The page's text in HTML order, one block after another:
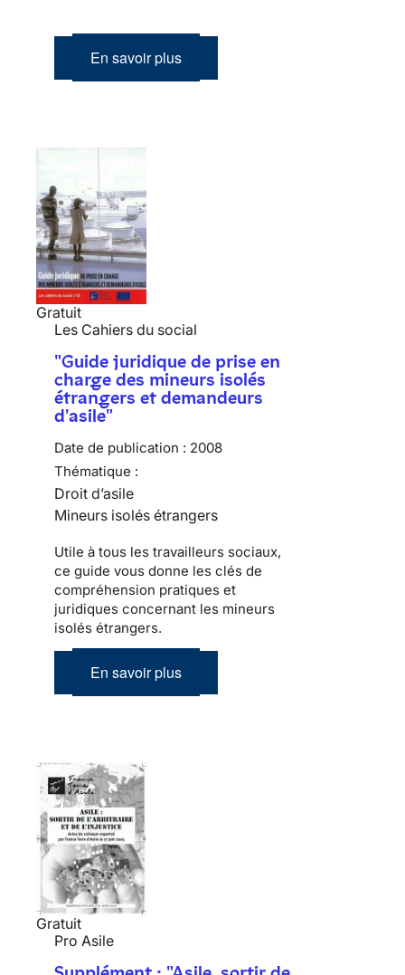
En savoir plus
Gratuit
Les Cahiers du social
"Guide juridique de prise en
charge des mineurs isolés
étrangers et demandeurs
d'asile"
Date de publication : 2008
Thématique :
Droit d’asile
Mineurs isolés étrangers
Utile à tous les travailleurs sociaux,
ce guide vous donne les clés de
compréhension pratiques et
juridiques concernant les mineurs
isolés étrangers.
En savoir plus
Gratuit
Pro Asile